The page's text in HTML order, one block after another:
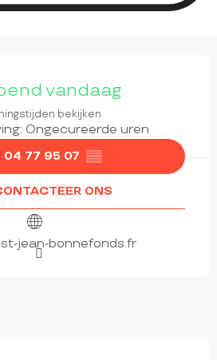
vandaag
bekijken
Ongecureerde uren
04 77 95 07 ▒▒
ONS
st-jean-bonnefonds.fr